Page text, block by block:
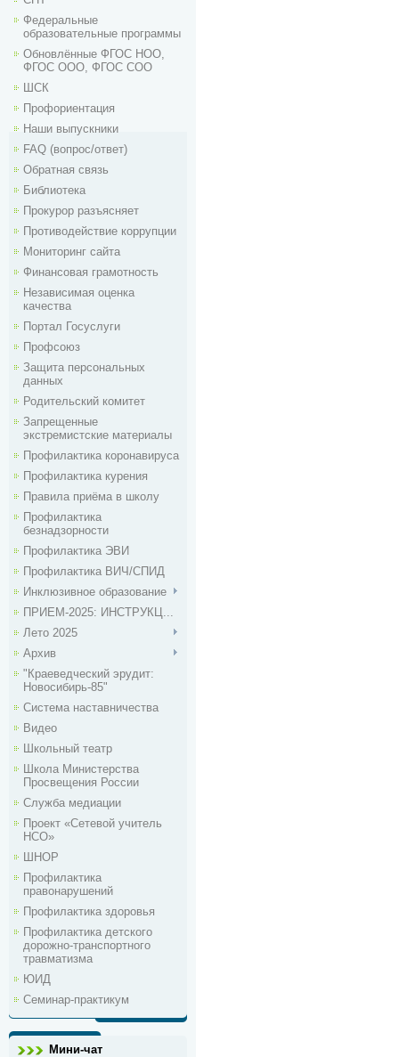
Федеральные
образовательные программы
Обновлённые ФГОС НОО,
ФГОС ООО, ФГОС СОО
ШСК
Профориентация
Наши выпускники
FAQ (вопрос/ответ)
Обратная связь
Библиотека
Прокурор разъясняет
Противодействие коррупции
Мониторинг сайта
Финансовая грамотность
Независимая оценка
качества
Портал Госуслуги
Профсоюз
Защита персональных
данных
Родительский комитет
Запрещенные
экстремистские материалы
Профилактика коронавируса
Профилактика курения
Правила приёма в школу
Профилактика
безнадзорности
Профилактика ЭВИ
Профилактика ВИЧ/СПИД
Инклюзивное образование
ПРИЕМ-2025: ИНСТРУКЦ...
Лето 2025
Архив
"Краеведческий эрудит:
Новосибирь-85"
Система наставничества
Видео
Школьный театр
Школа Министерства
Просвещения России
Служба медиации
Проект «Сетевой учитель
НСО»
ШНОР
Профилактика
правонарушений
Профилактика здоровья
Профилактика детского
дорожно-транспортного
травматизма
ЮИД
Семинар-практикум
Мини-чат